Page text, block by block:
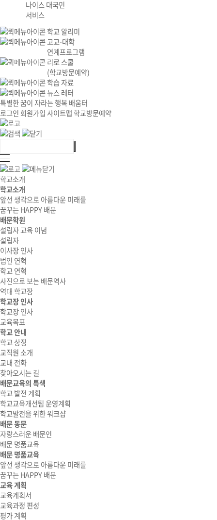
나이스 대국민
서비스
학교 알리미
고교-대학
연계프로그램
리로 스쿨
(학교방문예약)
학습 자료
뉴스 레터
특별한 꿈이 자라는 행복 배움터
로그인 회원가입사이트맵학교방문예약
학교소개
학교소개
앞선 생각으로 아름다운 미래를
꿈꾸는 HAPPY 배문
배문학원
설립자 교육 이념
설립자
이사장 인사
법인 연혁
학교 연혁
사진으로 보는 배문역사
역대 학교장
학교장 인사
학교장 인사
교육목표
학교 안내
학교 상징
교직원 소개
교내 전화
찾아오시는 길
배문교육의 특색
학교 발전 계획
학교교육개선팀 운영계획
학교발전을 위한 워크샵
배문 동문
자랑스러운 배문인
배문 명품교육
배문 명품교육
앞선 생각으로 아름다운 미래를
꿈꾸는 HAPPY 배문
교육 계획
교육계획서
교육과정 편성
평가 계획